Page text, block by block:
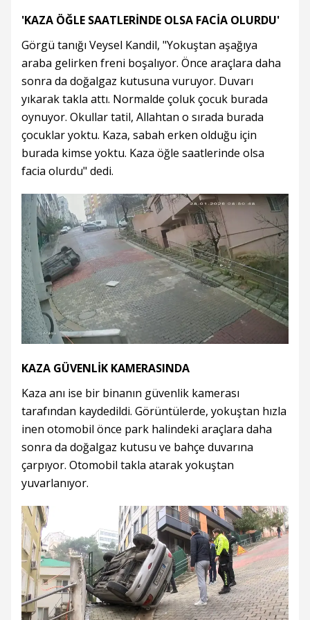
'KAZA ÖĞLE SAATLERİNDE OLSA FACİA OLURDU'
Görgü tanığı Veysel Kandil, "Yokuştan aşağıya
araba gelirken freni boşalıyor. Önce araçlara daha
sonra da doğalgaz kutusuna vuruyor. Duvarı
yıkarak takla attı. Normalde çoluk çocuk burada
oynuyor. Okullar tatil, Allahtan o sırada burada
çocuklar yoktu. Kaza, sabah erken olduğu için
burada kimse yoktu. Kaza öğle saatlerinde olsa
facia olurdu" dedi.
KAZA GÜVENLİK KAMERASINDA
Kaza anı ise bir binanın güvenlik kamerası
tarafından kaydedildi. Görüntülerde, yokuştan hızla
inen otomobil önce park halindeki araçlara daha
sonra da doğalgaz kutusu ve bahçe duvarına
çarpıyor. Otomobil takla atarak yokuştan
yuvarlanıyor.